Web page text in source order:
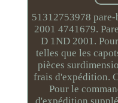
51312753978
2001 4741679.
D 1ND 2001.
telles que les
pièces
frais d'expédition.
Pour le